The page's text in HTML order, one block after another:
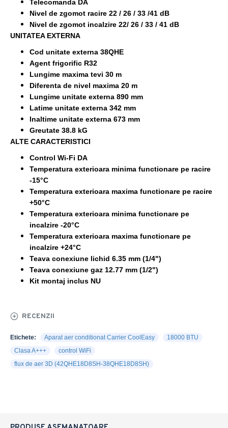
Telecomanda DA
Nivel de zgomot racire 22 / 26 / 33 /41 dB
Nivel de zgomot incalzire 22/ 26 / 33 / 41 dB
UNITATEA EXTERNA
Cod unitate externa 38QHE
Agent frigorific R32
Lungime maxima tevi 30 m
Diferenta de nivel maxima 20 m
Lungime unitate externa 890 mm
Latime unitate externa 342 mm
Inaltime unitate externa 673 mm
Greutate 38.8 kG
ALTE CARACTERISTICI
Control Wi-Fi DA
Temperatura exterioara minima functionare pe racire
-15°C
Temperatura exterioara maxima functionare pe racire
+50°C
Temperatura exterioara minima functionare pe
incalzire -20°C
Temperatura exterioara maxima functionare pe
incalzire +24°C
Teava conexiune lichid 6.35 mm (1/4")
Teava conexiune gaz 12.77 mm (1/2")
Kit montaj inclus NU
RECENZII
Etichete: Aparat aer conditionat Carrier CoolEasy
18000 BTU
Clasa A+++
control WiFi
flux de aer 3D (42QHE18D8SH-38QHE18D8SH)